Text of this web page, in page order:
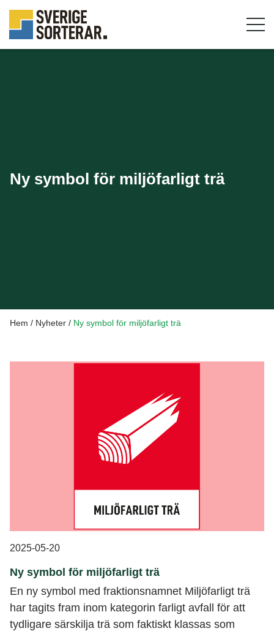
Ny symbol för miljöfarligt trä
Hem / Nyheter / Ny symbol för miljöfarligt trä
2025-05-20
Ny symbol för miljöfarligt trä
En ny symbol med fraktionsnamnet Miljöfarligt trä
har tagits fram inom kategorin farligt avfall för att
tydligare särskilja trä som faktiskt klassas som